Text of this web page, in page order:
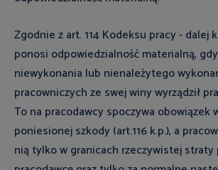
Zgodnie z art. 114 Kodeksu pracy - dalej
ponosi odpowiedzialność materialną,
niewykonania lub nienależytego
pracowniczych ze swej winy wyrządził
To na pracodawcy spoczywa obowiązek
poniesionej szkody (art.116 k.p.), a
nią tylko w granicach rzeczywistej